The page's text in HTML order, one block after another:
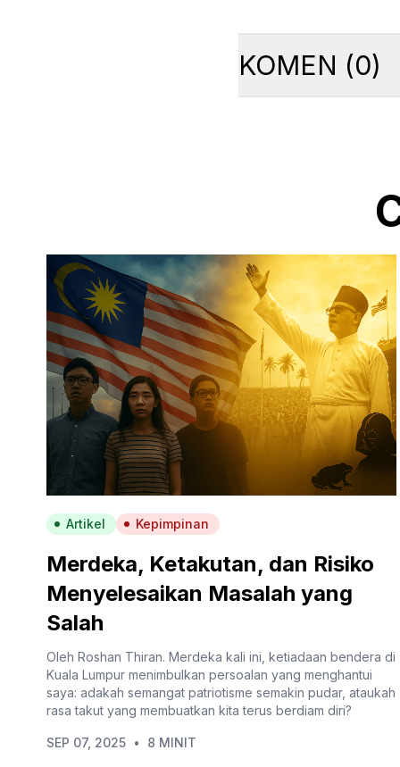
KOMEN (0)
Artikel Kepimpinan
Merdeka, Ketakutan, dan Risiko
Menyelesaikan Masalah yang
Salah
Oleh Roshan Thiran. Merdeka kali ini, ketiadaan bendera di
Kuala Lumpur menimbulkan persoalan yang menghantui
saya: adakah semangat patriotisme semakin pudar, ataukah
rasa takut yang membuatkan kita terus berdiam diri?
SEP 07, 2025 • 8 MINIT